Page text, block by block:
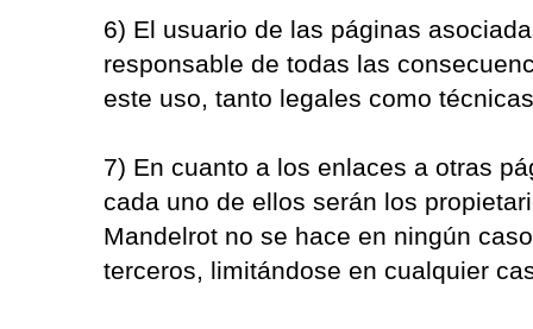
6) El usuario de las páginas
responsable de todas las
este uso, tanto legales como
7) En cuanto a los enlaces a otras
cada uno de ellos serán los
Mandelrot no se hace en ningún
terceros, limitándose en cualquier